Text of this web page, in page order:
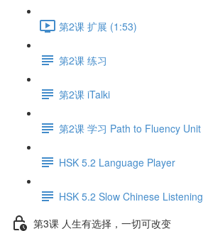
第2课 扩展 (1:53)
第2课 练习
第2课 iTalki
第2课 学习 Path to Fluency Unit
HSK 5.2 Language Player
HSK 5.2 Slow Chinese
第3课 人生有选择，一切可改变